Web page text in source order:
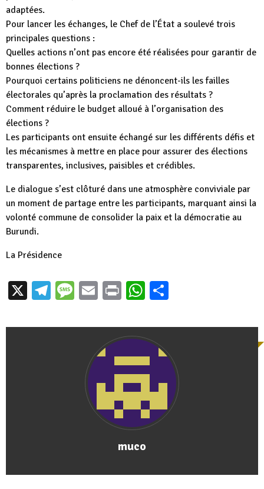
adaptées.
Pour lancer les échanges, le Chef de l’État a soulevé trois
principales questions :
Quelles actions n’ont pas encore été réalisées pour garantir de
bonnes élections ?
Pourquoi certains politiciens ne dénoncent-ils les failles
électorales qu’après la proclamation des résultats ?
Comment réduire le budget alloué à l’organisation des
élections ?
Les participants ont ensuite échangé sur les différents défis et
les mécanismes à mettre en place pour assurer des élections
transparentes, inclusives, paisibles et crédibles.
Le dialogue s’est clôturé dans une atmosphère conviviale par
un moment de partage entre les participants, marquant ainsi la
volonté commune de consolider la paix et la démocratie au
Burundi.
La Présidence
X Telegram
Message
EmailPrintWhatsApp
muco